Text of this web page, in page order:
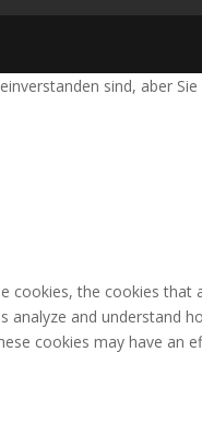
sind, aber
the cookies
and understand
cookies may have an